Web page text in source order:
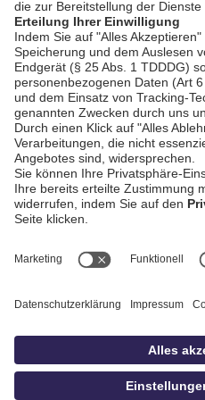
AGB / Gewinnspiele
Datenschutz
Impressum
idowa.de